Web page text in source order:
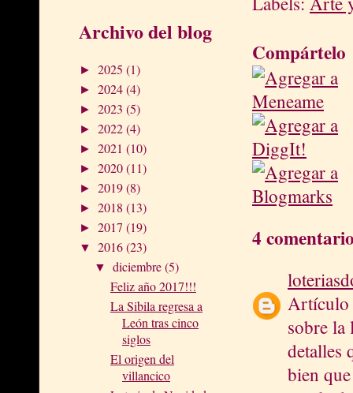
Archivo del blog
► 2025 (1)
► 2024(4)
► 2023 (5)
► 2022(4)
► 2021 (10)
► 2020(11)
► 2019(8)
► 2018 (13)
► 2017 (19)
▼ 2016(23)
▼diciembre(5)
Feliz año 2017!!!
La Sibila regresa a
León tras cinco
siglos
El origen del
villancico
Compártelo
4
Artículo
sobre la
detalles
bien